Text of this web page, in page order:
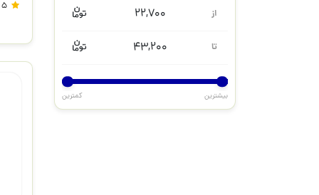
از 22,700
تا 43,200
بیشترین کمترین